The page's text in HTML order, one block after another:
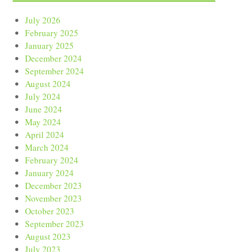
July 2026
February 2025
January 2025
December 2024
September 2024
August 2024
July 2024
June 2024
May 2024
April 2024
March 2024
February 2024
January 2024
December 2023
November 2023
October 2023
September 2023
August 2023
July 2023